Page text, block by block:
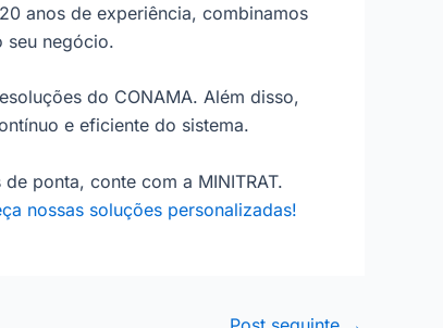
anos de experiência, combinamos
seu negócio.
do CONAMA. Além disso,
e eficiente do sistema.
ponta, conte com a MINITRAT.
nossas soluções personalizadas!